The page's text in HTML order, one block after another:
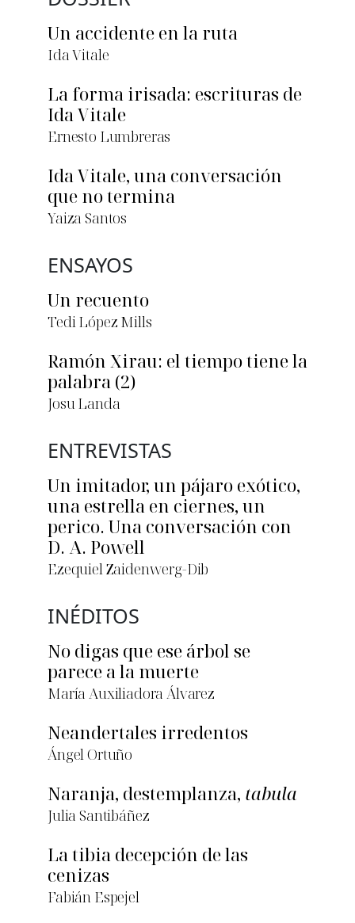
Un accidente en la ruta
Ida Vitale
La forma irisada: escrituras de
Ida Vitale
Ernesto Lumbreras
Ida Vitale, una conversación
que no termina
Yaiza Santos
ENSAYOS
Un recuento
Tedi López Mills
Ramón Xirau: el tiempo tiene la
palabra (2)
Josu Landa
ENTREVISTAS
Un imitador, un pájaro exótico,
una estrella en ciernes, un
perico. Una conversación con
D. A. Powell
Ezequiel Zaidenwerg-Dib
INÉDITOS
No digas que ese árbol se
parece a la muerte
María Auxiliadora Álvarez
Neandertales irredentos
Ángel Ortuño
Naranja, destemplanza, tabula
Julia Santibáñez
La tibia decepción de las
cenizas
Fabián Espejel